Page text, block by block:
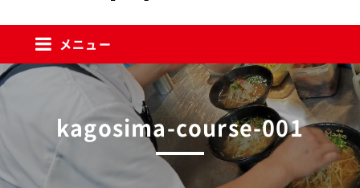
メニュー
kagosima-course-001